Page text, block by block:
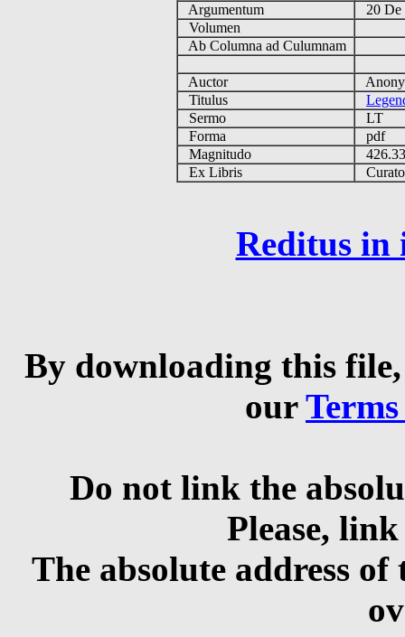
Argumentum
20
Volumen
Ab Columna ad Culumnam
Auctor
Titulus
Sermo
LT
Forma
pdf
Magnitudo
Ex Libris
Reditus in
By downloading this
our
Do not link the
Please,
The absolute address